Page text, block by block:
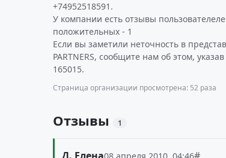
+74952518591.
У компании есть отзывы
положительных - 1
Если вы заметили неточность в
PARTNERS, сообщите нам об этом,
165015.
Страница организации просмотрена: 52 раза
Отзывы 1